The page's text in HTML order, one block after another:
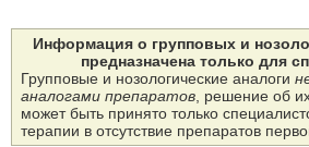
Информация о групповых и
предназначена только для
Групповые и нозологические аналоги
аналогами препаратов, решение об
может быть принято только
терапии в отсутствие препаратов